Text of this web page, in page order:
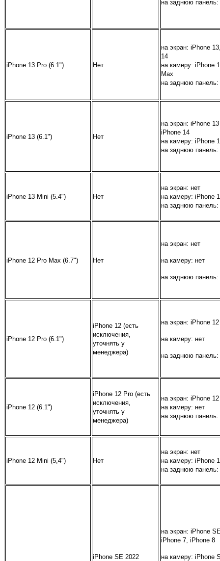
на заднюю панель:
iPhone 13 Pro (6.1") Нет
на экран: iPhone
14
на камеру: iPhone
Max
на заднюю панель:
iPhone 13 (6.1") Нет
на экран: iPhone
iPhone 14
на камеру: iPhone
на заднюю панель:
iPhone 13 Mini (5.4") Нет
на экран: нет
на камеру: iPhone
на заднюю панель:
iPhone 12 Pro Max (6.7") Нет
на экран: нет
на камеру: нет
на заднюю панель:
iPhone 12 Pro (6.1")
iPhone 12 (есть
исключения,
уточнять у
менеджера)
на экран: iPhone 12
на камеру: нет
на заднюю панель:
iPhone 12 (6.1")
iPhone 12 Pro (есть
исключения,
уточнять у
менеджера)
на экран: iPhone
на камеру: нет
на заднюю панель:
iPhone 12 Mini (5,4") Нет
на экран: нет
на камеру: iPhone
на заднюю панель:
iPhone SE 2022
на экран: iPhone
iPhone 7, iPhone 8
на камеру: iPhone